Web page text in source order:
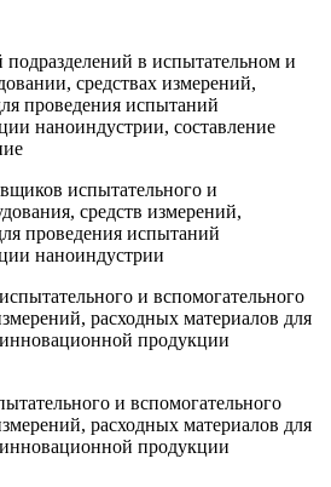
подразделений в испытательном и
средствах измерений,
проведения испытаний
наноиндустрии, составление
испытательного и
средств измерений,
проведения испытаний
наноиндустрии
и вспомогательного
расходных материалов для
продукции
и вспомогательного
расходных материалов для
продукции